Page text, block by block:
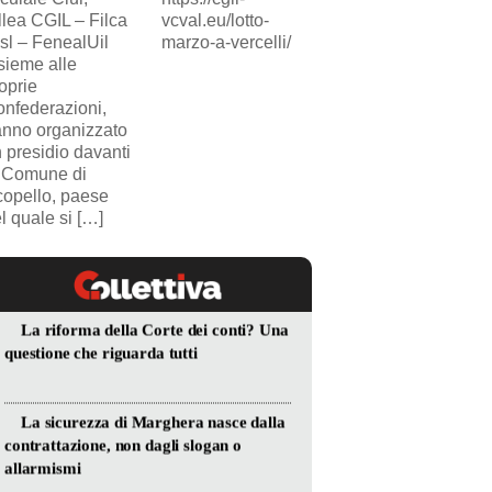
CGIL – Filca
– FenealUil
alle
organizzato
presidio davanti
di
paese
quale si […]
vcval.eu/lotto-
marzo-a-vercelli/